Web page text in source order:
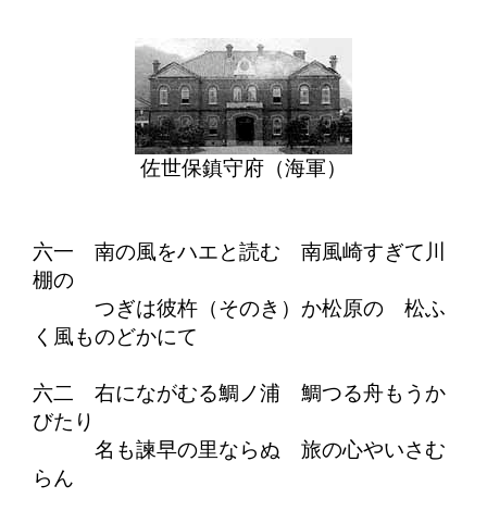
佐世保鎮守府（海軍）
六一 南の風をハエと読む 南風崎すぎて川
棚の
つぎは彼杵（そのき）か松原の 松ふ
く風ものどかにて
六二 右にながむる鯛ノ浦 鯛つる舟もうか
びたり
名も諫早の里ならぬ 旅の心やいさむ
らん